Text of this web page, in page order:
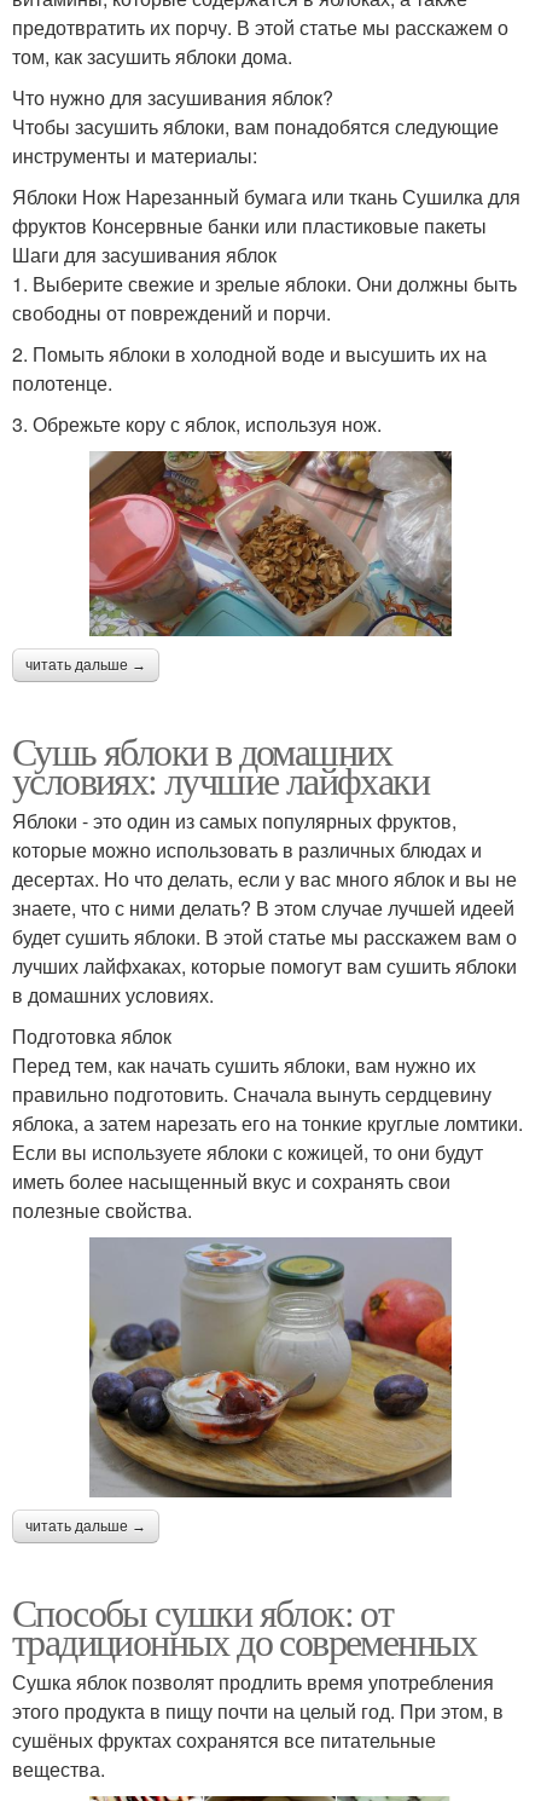
предотвратить их порчу. В этой статье мы расскажем о
том, как засушить яблоки дома.
Что нужно для засушивания яблок?
Чтобы засушить яблоки, вам понадобятся следующие
инструменты и материалы:
Яблоки Нож Нарезанный бумага или ткань Сушилка для
фруктов Консервные банки или пластиковые пакеты
Шаги для засушивания яблок
1. Выберите свежие и зрелые яблоки. Они должны быть
свободны от повреждений и порчи.
2. Помыть яблоки в холодной воде и высушить их на
полотенце.
3. Обрежьте кору с яблок, используя нож.
читать дальше →
Сушь яблоки в домашних
условиях: лучшие лайфхаки
Яблоки - это один из самых популярных фруктов,
которые можно использовать в различных блюдах и
десертах. Но что делать, если у вас много яблок и вы не
знаете, что с ними делать? В этом случае лучшей идеей
будет сушить яблоки. В этой статье мы расскажем вам о
лучших лайфхаках, которые помогут вам сушить яблоки
в домашних условиях.
Подготовка яблок
Перед тем, как начать сушить яблоки, вам нужно их
правильно подготовить. Сначала вынуть сердцевину
яблока, а затем нарезать его на тонкие круглые ломтики.
Если вы используете яблоки с кожицей, то они будут
иметь более насыщенный вкус и сохранять свои
полезные свойства.
читать дальше →
Способы сушки яблок: от
традиционных до современных
Сушка яблок позволят продлить время употребления
этого продукта в пищу почти на целый год. При этом, в
сушёных фруктах сохранятся все питательные
вещества.